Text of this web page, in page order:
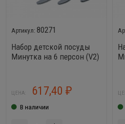
80271
Набор детской посуды
Минутка на 6 персон (V2)
ЦЕНА: 617,40 ₽
В наличии